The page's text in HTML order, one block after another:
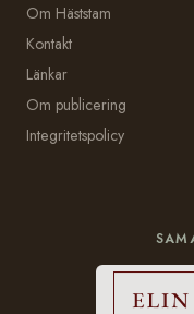
Om Häststam
Kontakt
Länkar
Om publicering
Integritetspolicy